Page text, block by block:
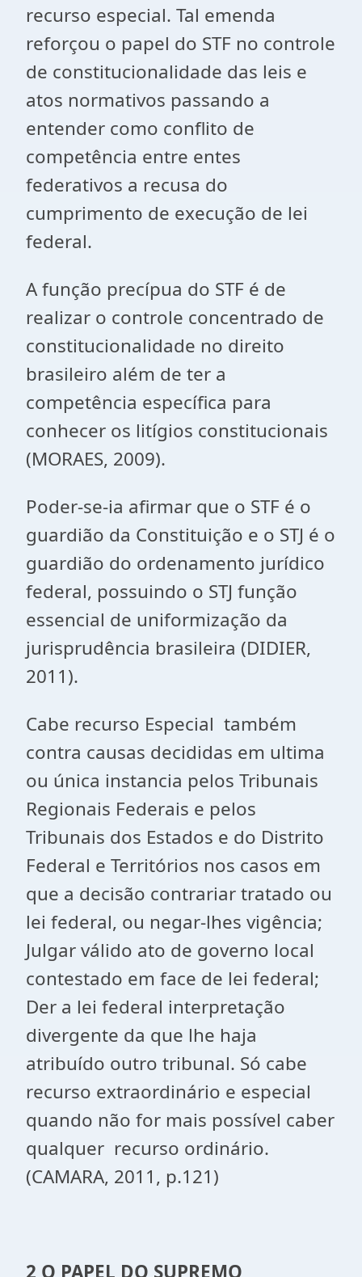
recurso especial. Tal emenda
reforçou o papel do STF no controle
de constitucionalidade das leis e
atos normativos passando a
entender como conflito de
competência entre entes
federativos a recusa do
cumprimento de execução de lei
federal.
A função precípua do STF é de
realizar o controle concentrado de
constitucionalidade no direito
brasileiro além de ter a
competência específica para
conhecer os litígios constitucionais
(MORAES, 2009).
Poder-se-ia afirmar que o STF é o
guardião da Constituição e o STJ é o
guardião do ordenamento jurídico
federal, possuindo o STJ função
essencial de uniformização da
jurisprudência brasileira (DIDIER,
2011).
Cabe recurso Especial também
contra causas decididas em ultima
ou única instancia pelos Tribunais
Regionais Federais e pelos
Tribunais dos Estados e do Distrito
Federal e Territórios nos casos em
que a decisão contrariar tratado ou
lei federal, ou negar-lhes vigência;
Julgar válido ato de governo local
contestado em face de lei federal;
Der a lei federal interpretação
divergente da que lhe haja
atribuído outro tribunal. Só cabe
recurso extraordinário e especial
quando não for mais possível caber
qualquer recurso ordinário.
(CAMARA, 2011, p.121)
2 O PAPEL DO SUPREMO